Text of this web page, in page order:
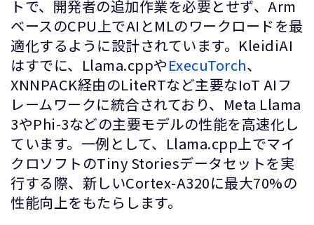
トで、開発者の追加作業を必要とせず、Arm
ベースのCPU上でAIとMLのワークロードを最
適化するように設計されています。KleidiAI
はすでに、Llama.cppやExecuTorch、
XNNPACK経由のLiteRTなど主要なIoT AIフ
レームワークに統合されており、Meta Llama
3やPhi-3などの主要モデルの性能を高速化し
ています。一例として、Llama.cpp上でマイ
クロソフトのTiny Storiesデータセットを実
行する際、新しいCortex-A320に最大70%の
性能向上をもたらします。